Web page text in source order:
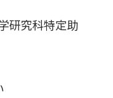
研究科特定助